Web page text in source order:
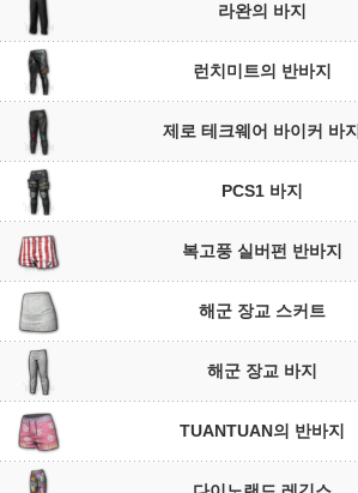
라완의 바지
런치미트의 반바지
제로 테크웨어 바이커 바지
PCS1 바지
복고풍 실버펀 반바지
해군 장교 스커트
해군 장교 바지
TUANTUAN의 반바지